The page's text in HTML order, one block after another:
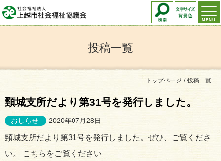
MENU
投稿一覧
トップページ 投稿一覧
頸城支所だより第31号を発行しました。
おしらせ 2020年07月28日
頸城支所だより第31号を発行しました。ぜひ、ご覧くださ
い。 こちらをご覧ください